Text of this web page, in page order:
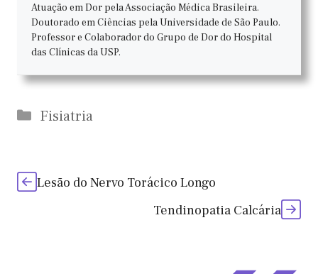
Atuação em Dor pela Associação Médica Brasileira.
Doutorado em Ciências pela Universidade de São Paulo.
Professor e Colaborador do Grupo de Dor do Hospital
das Clínicas da USP.
Categorias
Fisiatria
Lesão do Nervo Torácico Longo
Tendinopatia Calcária